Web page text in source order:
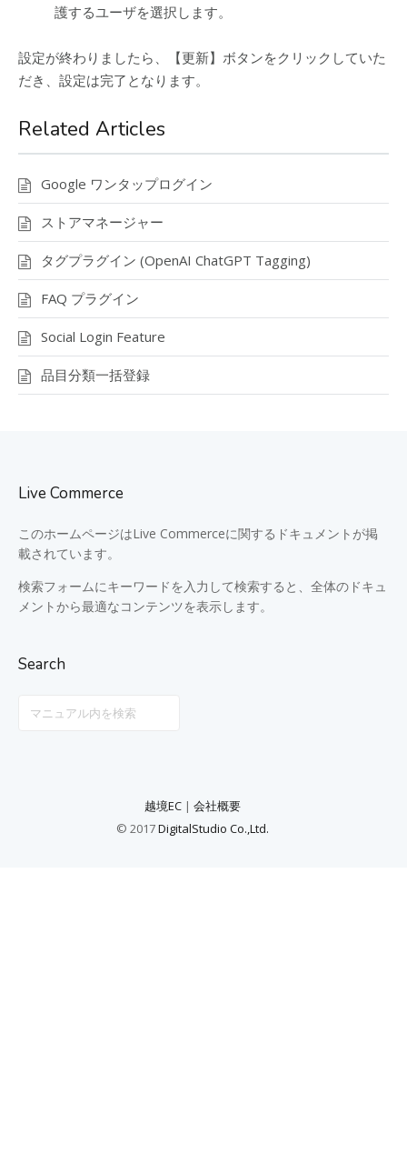
護するユーザを選択します。
設定が終わりましたら、【更新】ボタンをクリックしていた
だき、設定は完了となります。
Related Articles
Google ワンタップログイン
ストアマネージャー
タグプラグイン (OpenAI ChatGPT Tagging)
FAQ プラグイン
Social Login Feature
品目分類一括登録
Live Commerce
このホームページはLive Commerceに関するドキュメントが掲
載されています。
検索フォームにキーワードを入力して検索すると、全体のドキュ
メントから最適なコンテンツを表示します。
Search
越境EC| 会社概要
© 2017DigitalStudio Co.,Ltd.